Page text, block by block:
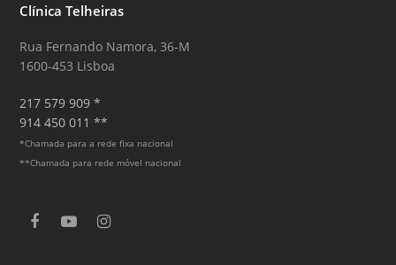
Clínica Telheiras
Rua Fernando Namora, 36-M
1600-453 Lisboa
217 579 909 *
914 450 011 **
*Chamada para a rede fixa nacional
**Chamada para rede móvel nacional
F Y I